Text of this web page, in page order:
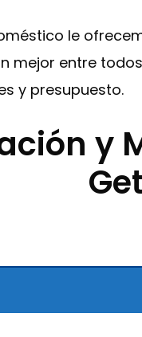
le
mejor entre
y presupuesto.
y